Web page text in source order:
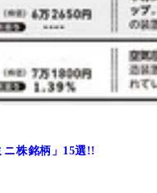
ニ株銘柄」15選!!